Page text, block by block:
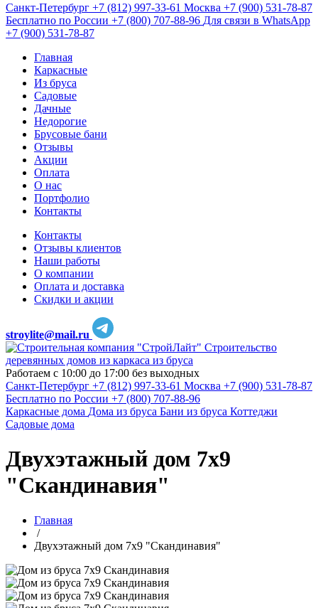
Санкт-Петербург +7 (812) 997-33-61 Москва +7 (900) 531-78-87
Бесплатно по России +7 (800) 707-88-96 Для связи в WhatsApp
+7 (900) 531-78-87
Главная
Каркасные
Из бруса
Садовые
Дачные
Недорогие
Брусовые бани
Отзывы
Акции
Оплата
О нас
Портфолио
Контакты
Контакты
Отзывы клиентов
Наши работы
О компании
Оплата и доставка
Скидки и акции
stroylite@mail.ru
Строительство
деревянных домов из каркаса из бруса
Работаем с 10:00 до 17:00 без выходных
Санкт-Петербург +7 (812) 997-33-61 Москва +7 (900) 531-78-87
Бесплатно по России +7 (800) 707-88-96
Каркасные дома Дома из бруса Бани из бруса Коттеджи
Садовые дома
Двухэтажный дом 7х9
"Скандинавия"
Главная
/
Двухэтажный дом 7х9 "Скандинавия"